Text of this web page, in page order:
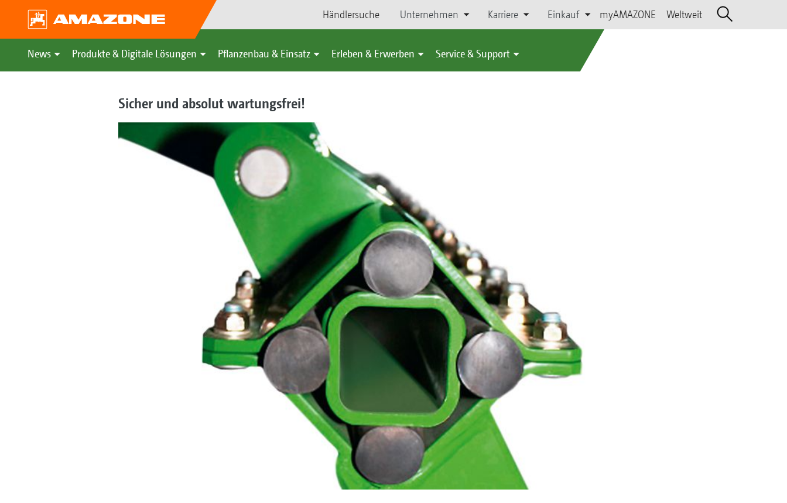
Händlersuche Unternehmen Karriere Einkauf myAMAZONE Weltweit
News Produkte & Digitale Lösungen Pflanzenbau & Einsatz Erleben & Erwerben Service & Support
Sicher und absolut wartungsfrei!